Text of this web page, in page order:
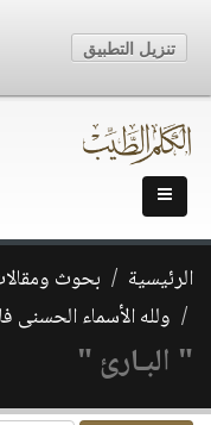
الرئيسية بحوث
ولله الأسماء الحسنى
" البـارئ "
تنزيل التطبيق